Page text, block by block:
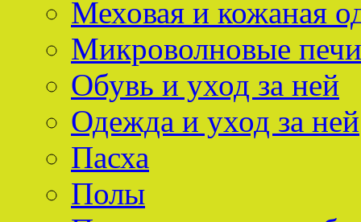
Меховая и кожаная
Микроволновые печи
Обувь и уход за ней
Одежда и уход за ней
Пасха
Полы